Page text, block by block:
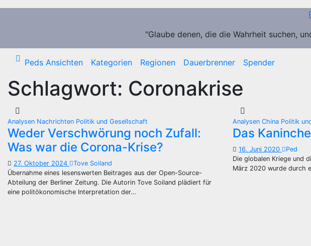
Zum
"Glaube denen, die die Wahrheit suchen,
Peds Ansichten Kategorien Regionen Dauerbrenner Spender
Schlagwort: Coronakrise
Analysen Nachrichten Politik und Gesellschaft
Weder Verschwörung noch Zufall:
Was war die Corona-Krise?
27. Oktober 2024
Tove Soiland
Übernahme eines lesenswerten Beitrages aus der Open-Source-
Abteilung der Berliner Zeitung. Die Autorin Tove Soiland plädiert für
eine politökonomische Interpretation der…
Analysen China Politik
Das
16. Juni 2020
Ped
Die globalen Kriege und
März 2020 wurde durch